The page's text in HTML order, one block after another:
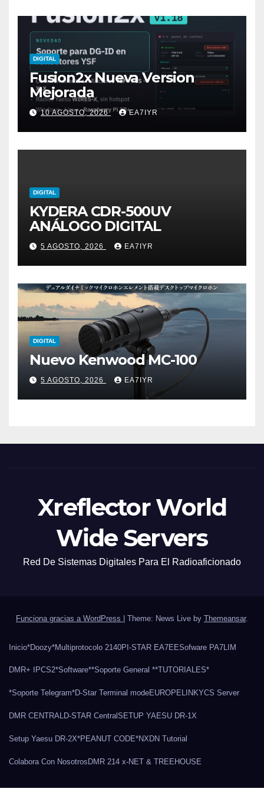
DIGITAL
Fusion2x Nueva Version
Mejorada
10 AGOSTO, 2026 EA7IYR
DIGITAL
KYDERA CDR-500UV
ANÁLOGO DIGITAL
5 AGOSTO, 2026 EA7IYR
DIGITAL
Nuevo Kenwood MC-100
5 AGOSTO, 2026 EA7IYR
Xreflector World
Wide Servers
Red De Sistemas Digitales Para El Radioaficionado
Funciona gracias a WordPress Theme: News Live by Themeansar.
Inicio*Doozy*Multiprotocolo 2140PI-STAR EA7EESofware PA7LIM
DMR+ IPCS2*Software**Soporte General **TUTORIALES*
*Soporte Telegram*D-Star Terminal modeEUROPELINKYCS Server
DMR CENTRAL D-STAR Central SETUP YAESU DR-1X
Setup Yaesu DR-2X*PEANUT CODE*NXDN Tutorial
Colabora Con NosotrosDMR 214 x-NET & TREEHOUSE